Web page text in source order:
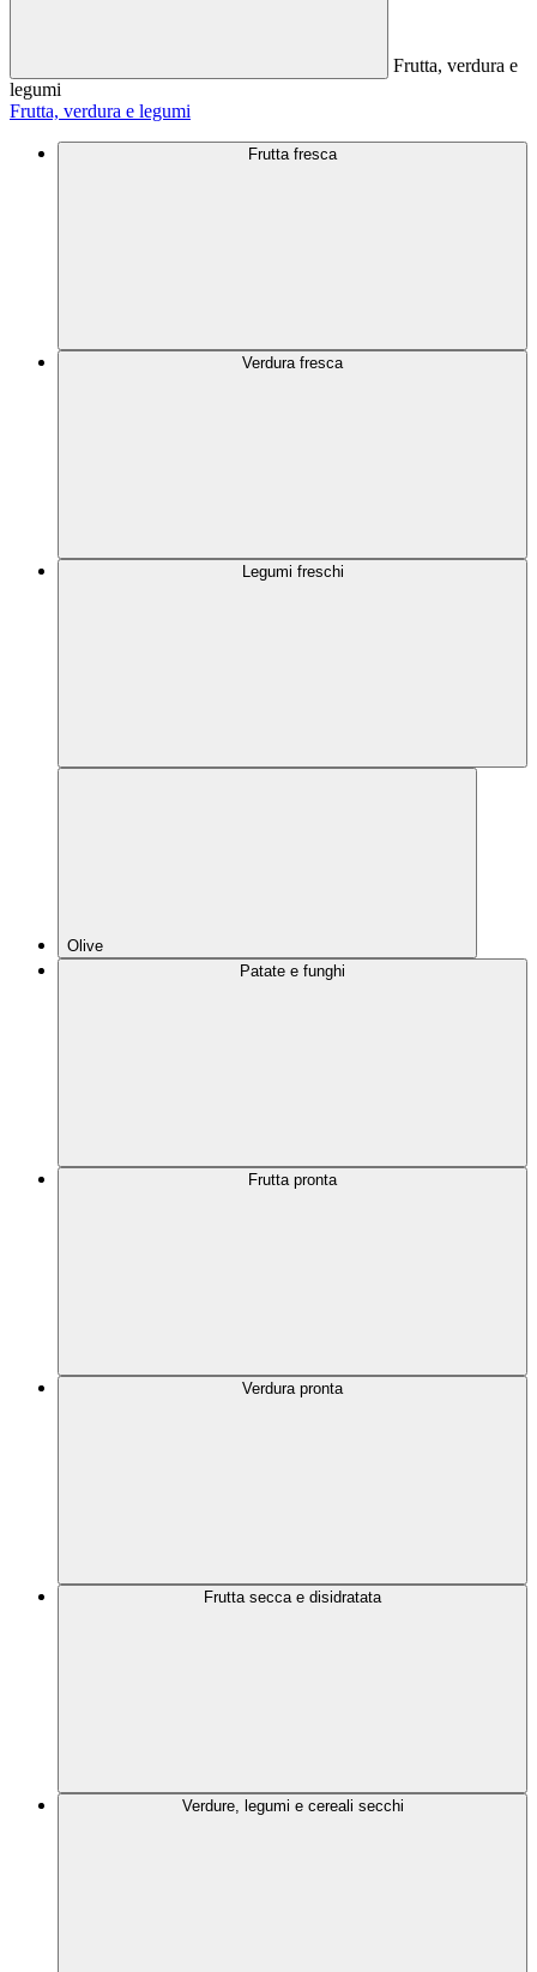
Frutta, verdura e
legumi
Frutta, verdura e legumi
Frutta fresca
Verdura fresca
Legumi freschi
Olive
Patate e funghi
Frutta pronta
Verdura pronta
Frutta secca e disidratata
Verdure, legumi e cereali secchi